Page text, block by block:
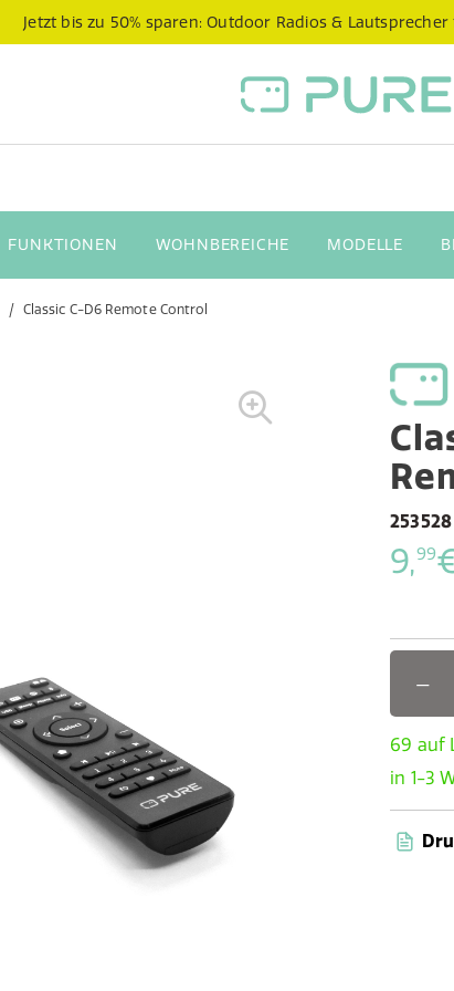
Jetzt bis zu 50% sparen: Outdoor Radios &
FUNKTIONEN WOHNBEREICHE MODELLE
Classic C-D6 Remote Control
253528
9,99
69 auf
in 1-3